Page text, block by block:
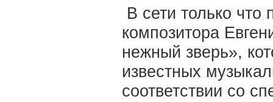
В сети только что
композитора
нежный зверь»,
известных
соответствии со